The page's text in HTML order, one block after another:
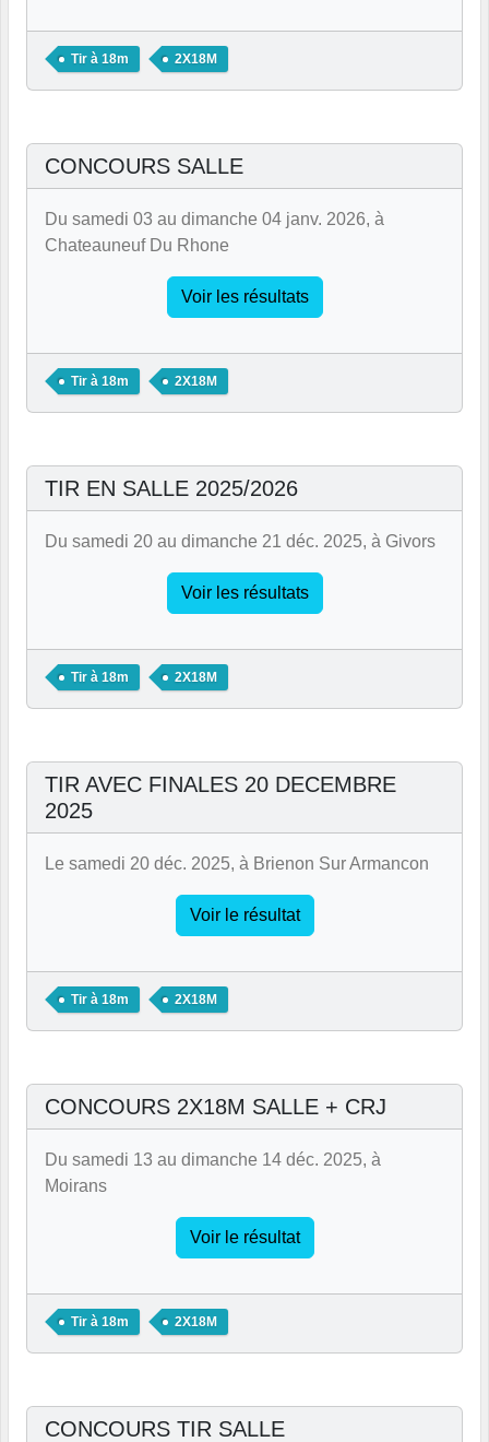
Tir à 18m 2X18M
CONCOURS SALLE
Du samedi 03 au dimanche 04 janv. 2026, à
Chateauneuf Du Rhone
Voir les résultats
Tir à 18m 2X18M
TIR EN SALLE 2025/2026
Du samedi 20 au dimanche 21 déc. 2025, à Givors
Voir les résultats
Tir à 18m 2X18M
TIR AVEC FINALES 20 DECEMBRE
2025
Le samedi 20 déc. 2025, à Brienon Sur Armancon
Voir le résultat
Tir à 18m 2X18M
CONCOURS 2X18M SALLE + CRJ
Du samedi 13 au dimanche 14 déc. 2025, à
Moirans
Voir le résultat
Tir à 18m 2X18M
CONCOURS TIR SALLE